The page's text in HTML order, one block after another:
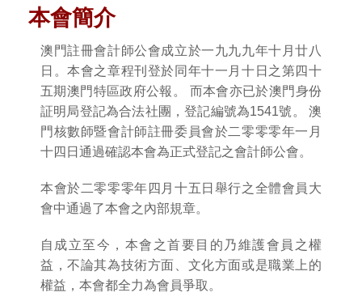
本會簡介
澳門註冊會計師公會成立於一九九九年十月廿八
日。本會之章程刊登於同年十一月十日之第四十
五期澳門特區政府公報。 而本會亦已於澳門身份
証明局登記為合法社團，登記編號為1541號。 澳
門核數師暨會計師註冊委員會於二零零零年一月
十四日通過確認本會為正式登記之會計師公會。
本會於二零零零年四月十五日舉行之全體會員大
會中通過了本會之內部規章。
自成立至今，本會之首要目的乃維護會員之權
益，不論其為技術方面、文化方面或是職業上的
權益，本會都全力為會員爭取。